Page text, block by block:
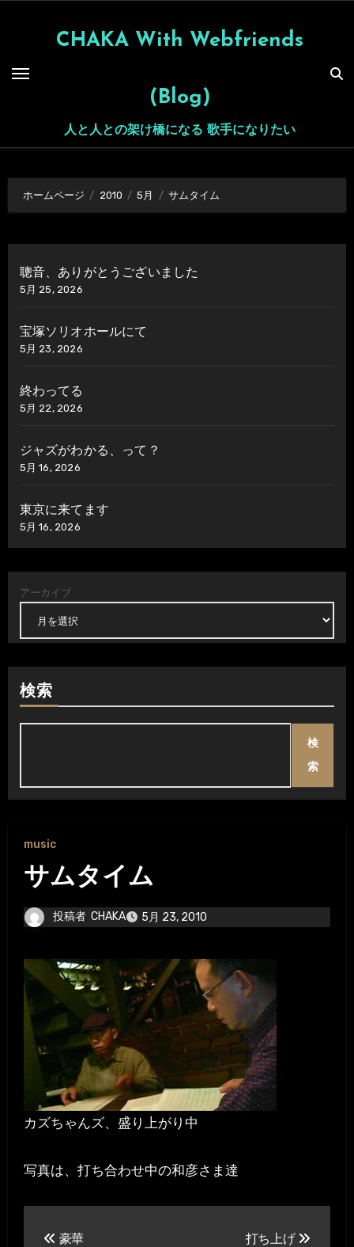
CHAKA With Webfriends
(Blog)
人と人との架け橋になる 歌手になりたい
ホームページ 2010 5月 サムタイム
聰音、ありがとうございました
5月 25, 2026
宝塚ソリオホールにて
5月 23, 2026
終わってる
5月 22, 2026
ジャズがわかる、って？
5月 16, 2026
東京に来てます
5月 16, 2026
アーカイブ
検索
検
索
music
サムタイム
投稿者 CHAKA 5月 23, 2010
カズちゃんズ、盛り上がり中
写真は、打ち合わせ中の和彦さま達
豪華 打ち上げ